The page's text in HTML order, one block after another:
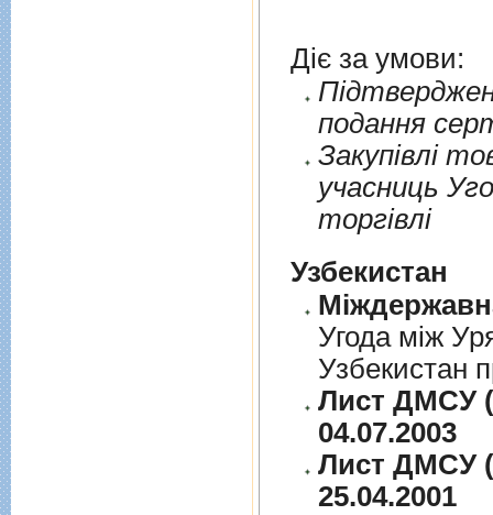
Діє за умови:
подання
Закупiвлi
учасниць
торгiвлi
Узбекистан
Угода між
Узбекистан
Лист ДМСУ
04.07.2003
Лист ДМСУ
25.04.2001